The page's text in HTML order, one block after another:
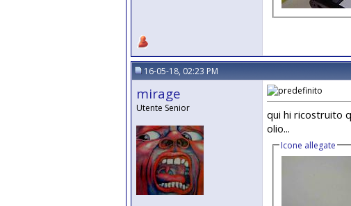
16-05-18, 02:23 PM
mirage
Utente Senior
qui hi ricostruito
olio...
Icone allegate